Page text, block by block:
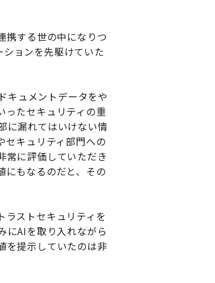
携する世の中になりつ
ョンを先駆けていた
ュメントデータをや
ったセキュリティの重
に漏れてはいけない情
セキュリティ部門への
常に評価していただき
にもなるのだと、その
ストセキュリティを
にAIを取り入れながら
を提示していたのは非